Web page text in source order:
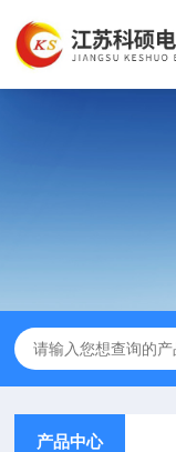
产品中心